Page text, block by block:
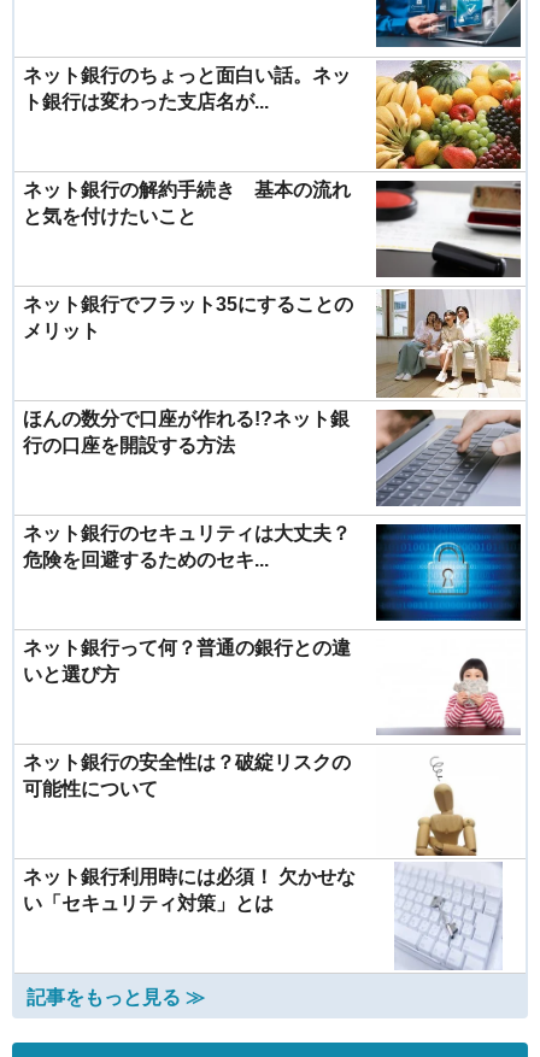
ネット銀行のちょっと面白い話。ネッ
ト銀行は変わった支店名が...
ネット銀行の解約手続き 基本の流れ
と気を付けたいこと
ネット銀行でフラット35にすることの
メリット
ほんの数分で口座が作れる!?ネット銀
行の口座を開設する方法
ネット銀行のセキュリティは大丈夫？
危険を回避するためのセキ...
ネット銀行って何？普通の銀行との違
いと選び方
ネット銀行の安全性は？破綻リスクの
可能性について
ネット銀行利用時には必須！ 欠かせな
い「セキュリティ対策」とは
記事をもっと見る ≫